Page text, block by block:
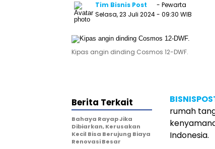
Tim Bisnis Post
- Pewarta
Selasa, 23 Juli 2024- 09:30 WIB
Kipas angin dinding Cosmos 12-DWF.
rumah
Indonesia.
Berita Terkait
Bahaya Rayap Jika
Dibiarkan, Kerusakan
Kecil Bisa Berujung Biaya
Renovasi Besar